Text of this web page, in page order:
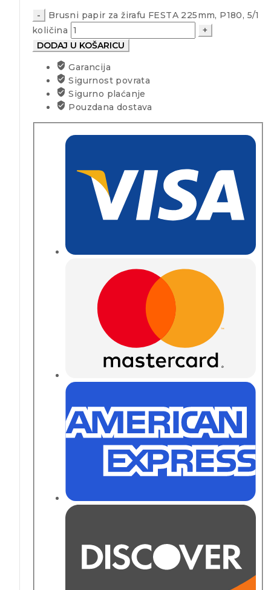
Brusni papir za žirafu FESTA 225mm, P180, 5/1
količina
DODAJ U KOŠARICU
Garancija
Sigurnost povrata
Sigurno plaćanje
Pouzdana dostava